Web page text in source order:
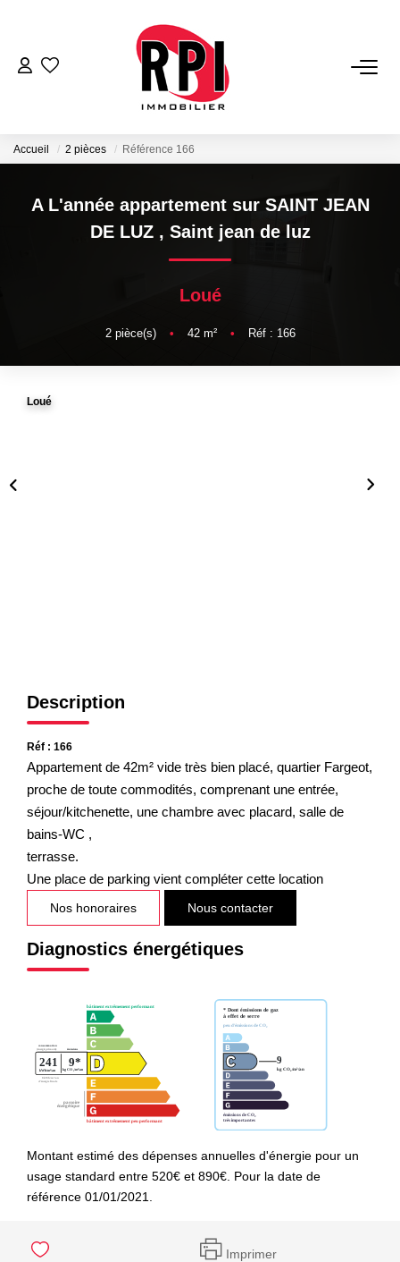
VENTES
LOCATIONS
LOCATIONS VACANCES
Estimation
Accueil 2 pièces Référence 166
A L'année appartement sur SAINT JEAN
DE LUZ , Saint jean de luz
Loué
2pièce(s) • 42m² • Réf : 166
Loué
Description
Réf : 166
Appartement de 42m² vide très bien placé, quartier Fargeot,
proche de toute commodités, comprenant une entrée,
séjour/kitchenette, une chambre avec placard, salle de
bains-WC ,
terrasse.
Une place de parking vient compléter cette location
Nos honoraires Nous contacter
Diagnostics énergétiques
Montant estimé des dépenses annuelles d'énergie pour un
usage standard entre 520€ et 890€. Pour la date de
référence 01/01/2021.
Imprimer